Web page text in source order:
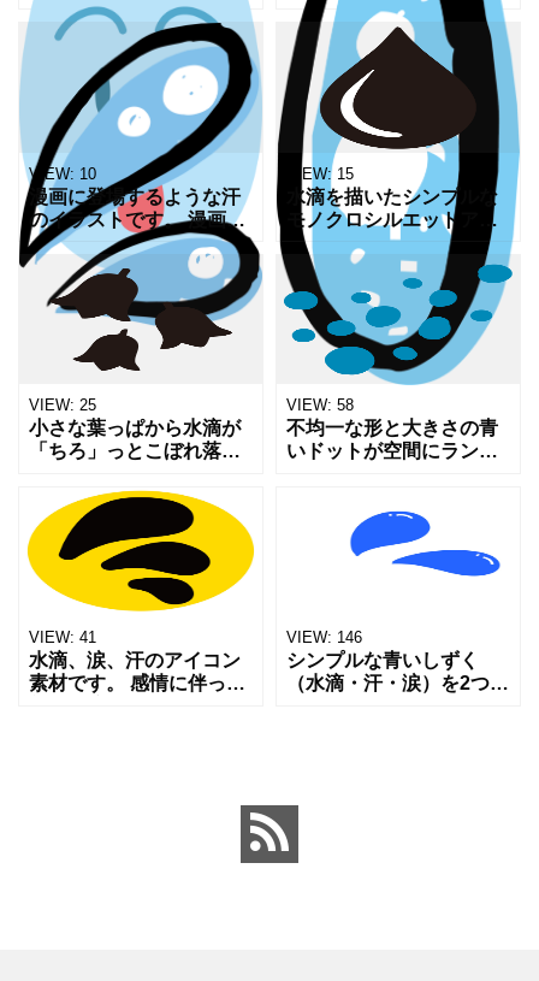
ラクター化しています。
雨のイメージはもちろん
ですが、水滴のキャラク
ターとして水に関するあ
れこれのアイコンにお使
ラストではありますが、
雨の一粒、こぼれ落ちる
涙、滴る汗、みずみずし
い朝露など色々な場面で
使っていただけると思い
ます
VIEW: 10
漫画に登場するような汗
のイラストです。 漫画の
登場人物が焦っている時
などに使われますね。 実
際ヒヤッとした時には一
瞬で汗が噴き出すのが実
感できます。 あまり味わ
VIEW: 15
水滴を描いたシンプルな
モノクロシルエットアイ
コンです｡視認性の高いミ
ニマルなデザインで､背景
透過PNG形式のため､資
料やWebサイト､SNSの
図解などへ即座に配
VIEW: 25
小さな葉っぱから水滴が
「ちろ」っとこぼれ落ち
い瞬間を表現したイラス
トです。透明感のあるブ
ルーの水滴に笑顔が描か
れており、清潔感と癒や
しの効
VIEW: 58
不均一な形と大きさの青
いドットが空間にランダ
素材です。水滴や泡、光
の粒など、様々なイメー
ジで利用可能なシンプル
VIEW: 41
水滴、涙、汗のアイコン
素材です。 感情に伴って
VIEW: 146
シンプルな青いしずく
（水滴・汗・涙）を2つ描